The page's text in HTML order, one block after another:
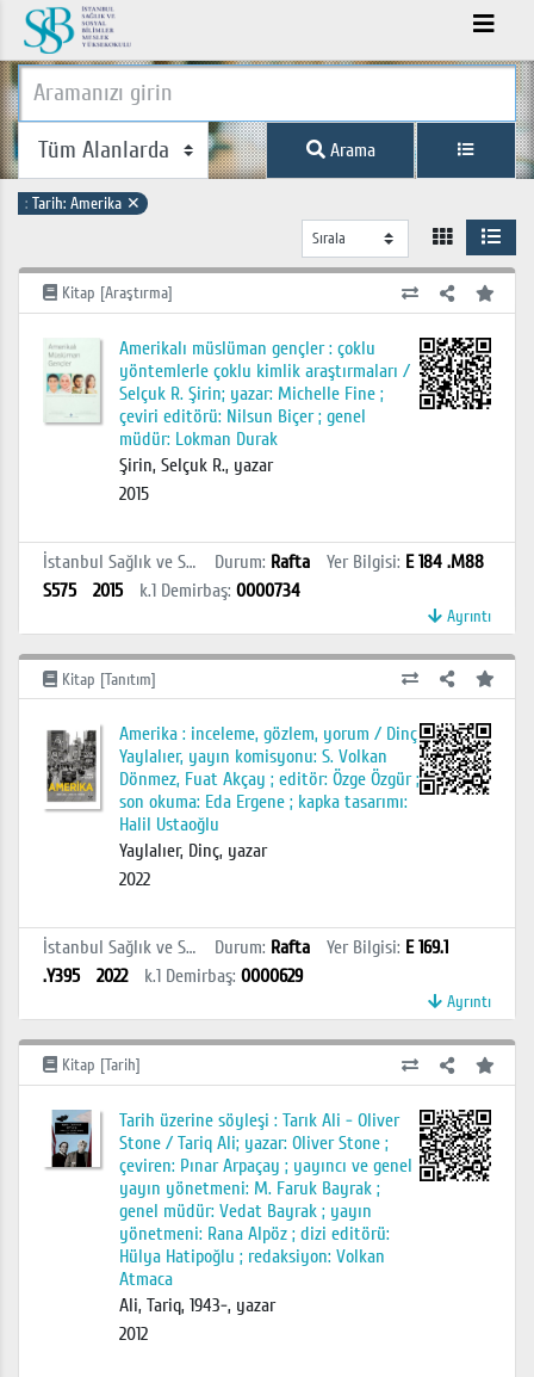
Arama
: Tarih: Amerika ✕
Kitap [Araştırma]
Amerikalı müslüman gençler : çoklu
yöntemlerle çoklu kimlik araştırmaları /
Selçuk R. Şirin; yazar: Michelle Fine ;
çeviri editörü: Nilsun Biçer ; genel
müdür: Lokman Durak
Şirin, Selçuk R., yazar
2015
İstanbul Sağlık ve Sosyal Bilimler MYO Kütüphanesi Durum: Rafta Yer Bilgisi: E 184 .M88
S575
2015 k.1 Demirbaş: 0000734
Ayrıntı
Kitap [Tanıtım]
Amerika : inceleme, gözlem, yorum / Dinç
Yaylalıer, yayın komisyonu: S. Volkan
Dönmez, Fuat Akçay ; editör: Özge Özgür ;
son okuma: Eda Ergene ; kapka tasarımı:
Halil Ustaoğlu
Yaylalıer, Dinç, yazar
2022
İstanbul Sağlık ve Sosyal Bilimler MYO Kütüphanesi Durum: Rafta Yer Bilgisi: E 169.1
.Y395
2022 k.1 Demirbaş: 0000629
Ayrıntı
Kitap [Tarih]
Tarih üzerine söyleşi : Tarık Ali - Oliver
Stone / Tariq Ali; yazar: Oliver Stone ;
çeviren: Pınar Arpaçay ; yayıncı ve genel
yayın yönetmeni: M. Faruk Bayrak ;
genel müdür: Vedat Bayrak ; yayın
yönetmeni: Rana Alpöz ; dizi editörü:
Hülya Hatipoğlu ; redaksiyon: Volkan
Atmaca
Ali, Tariq, 1943-, yazar
2012